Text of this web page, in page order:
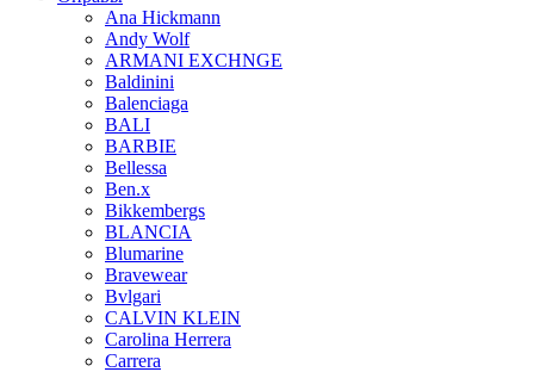
Ana Hickmann
Andy Wolf
ARMANI EXCHNGE
Baldinini
Balenciaga
BALI
BARBIE
Bellessa
Ben.x
Bikkembergs
BLANCIA
Blumarine
Bravewear
Bvlgari
CALVIN KLEIN
Carolina Herrera
Carrera